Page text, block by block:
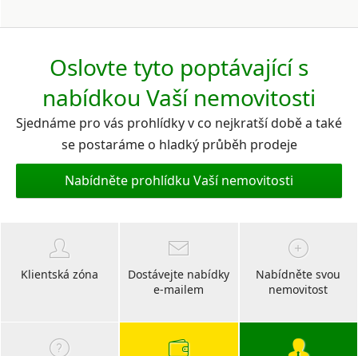
Oslovte tyto poptávající s
nabídkou Vaší nemovitosti
Sjednáme pro vás prohlídky v co nejkratší době a také
se postaráme o hladký průběh prodeje
Nabídněte prohlídku Vaší nemovitosti
Klientská zóna
Dostávejte nabídky
e-mailem
Nabídněte svou
nemovitost